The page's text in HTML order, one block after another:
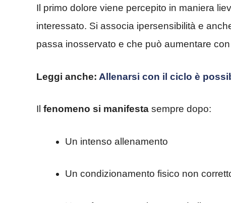
Il primo dolore viene percepito in maniera
interessato. Si associa ipersensibilità e
passa inosservato e che può aumentare
Leggi anche: Allenarsi con il ciclo è
Il fenomeno si manifesta sempre dopo:
Un intenso allenamento
Un condizionamento fisico non